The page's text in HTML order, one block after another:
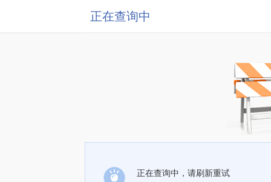
正在查询中
正在查询中，请刷新重试